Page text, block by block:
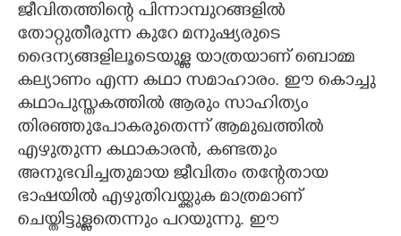
ജീവിതത്തിന്റെ പിന്നാമ്പുറങ്ങളിൽ
തോറ്റുതീരുന്ന കുറേ മനുഷ്യരുടെ
ദൈന്യങ്ങളിലൂടെയുള്ള യാത്രയാണ് ബൊമ്മ
കല്യാണം എന്ന കഥാ സമാഹാരം. ഈ കൊച്ചു
കഥാപുസ്തകത്തിൽ ആരും സാഹിത്യം
തിരഞ്ഞുപോകരുതെന്ന് ആമുഖത്തിൽ
എഴുതുന്ന കഥാകാരൻ,​ കണ്ടതും
അനുഭവിച്ചതുമായ ജീവിതം തന്റേതായ
ഭാഷയിൽ എഴുതിവയ്ക്കുക മാത്രമാണ്
ചെയ്തിട്ടുള്ളതെന്നും പറയുന്നു. ഈ